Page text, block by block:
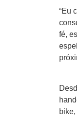
“Eu
fé,